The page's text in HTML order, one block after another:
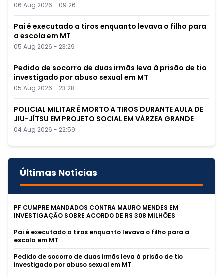
06 Aug 2026 - 09:26
Pai é executado a tiros enquanto levava o filho para
a escola em MT
05 Aug 2026 - 23:29
Pedido de socorro de duas irmãs leva à prisão de tio
investigado por abuso sexual em MT
05 Aug 2026 - 23:28
POLICIAL MILITAR É MORTO A TIROS DURANTE AULA DE
JIU-JÍTSU EM PROJETO SOCIAL EM VÁRZEA GRANDE
04 Aug 2026 - 22:59
Últimas Notícias
PF CUMPRE MANDADOS CONTRA MAURO MENDES EM
INVESTIGAÇÃO SOBRE ACORDO DE R$ 308 MILHÕES
Pai é executado a tiros enquanto levava o filho para a
escola em MT
Pedido de socorro de duas irmãs leva à prisão de tio
investigado por abuso sexual em MT